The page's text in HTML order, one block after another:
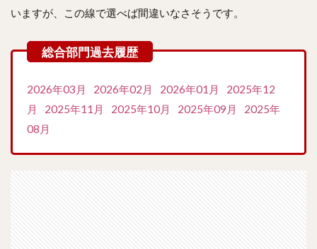
いますが、この線で選べば間違いなさそうです。
2026年03月 2026年02月 2026年01月
2025年12
月
2025年11月 2025年10月 2025年09月
2025年
08月